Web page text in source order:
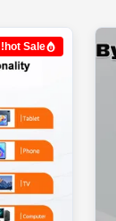
hot Sale!